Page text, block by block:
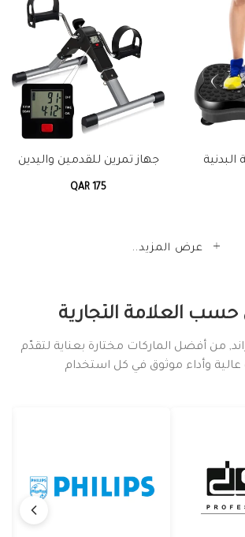
البدنية جهاز تمرين للقدمين واليدين
QAR 175
عرض المزيد..
العلامة التجارية
من أفضل الماركات مختارة بعناية لتقدّم
وأداء موثوق في كل استخدام